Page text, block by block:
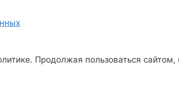
Продолжая пользоваться сайтом,